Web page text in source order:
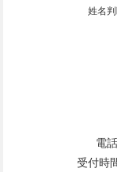
姓名
電
受付時